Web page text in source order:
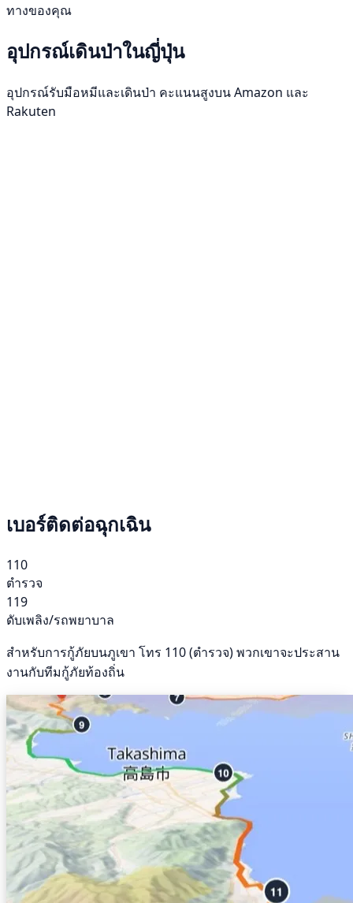
ทางของคุณ
อุปกรณ์เดินป่าในญี่ปุ่น
อุปกรณ์รับมือหมีและเดินป่า คะแนนสูงบน Amazon และ
Rakuten
เบอร์ติดต่อฉุกเฉิน
110
ตำรวจ
119
ดับเพลิง/รถพยาบาล
สำหรับการกู้ภัยบนภูเขา โทร 110 (ตำรวจ) พวกเขาจะประสาน
งานกับทีมกู้ภัยท้องถิ่น